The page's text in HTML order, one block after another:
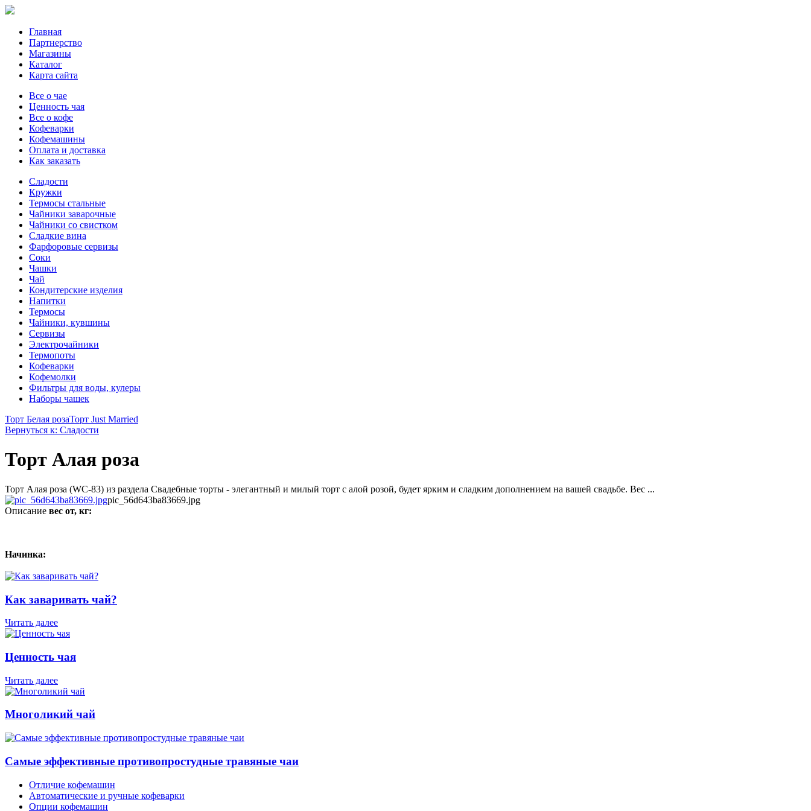
Главная
Партнерство
Магазины
Каталог
Карта сайта
Все о чае
Ценность чая
Все о кофе
Кофеварки
Кофемашины
Оплата и доставка
Как заказать
Сладости
Кружки
Термосы стальные
Чайники заварочные
Чайники со свистком
Сладкие вина
Фарфоровые сервизы
Соки
Чашки
Чай
Кондитерские изделия
Напитки
Термосы
Чайники, кувшины
Сервизы
Электрочайники
Термопоты
Кофеварки
Кофемолки
Фильтры для воды, кулеры
Наборы чашек
Торт Белая розаТорт Just Married
Вернуться к: Сладости
Торт Алая роза
Торт Алая роза (WC-83) из раздела Свадебные торты - элегантный и милый торт с алой розой, будет ярким и сладким дополнением на вашей свадьбе. Вес ...
pic_56d643ba83669.jpg
Описание вес от, кг:
Начинка:
Как заваривать чай?
Читать далее
Ценность чая
Читать далее
Многоликий чай
Самые эффективные противопростудные травяные чаи
Отличие кофемашин
Автоматические и ручные кофеварки
Опции кофемашин